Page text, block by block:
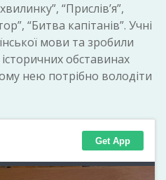
“Прислів’я”,
“Битва капітанів”. Учні
мови та зробили
обставинах
нею потрібно володіти